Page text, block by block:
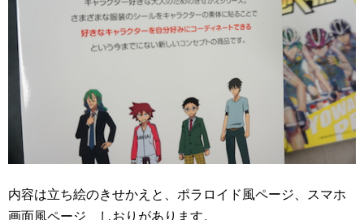
内容は立ち絵のきせかえと、ポラロイド風ページ、スマホ
画面風ページ、しおりがあります。